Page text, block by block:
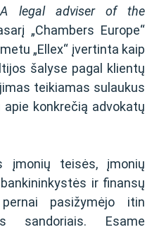
legal adviser of the
„Chambers Europe“
„Ellex“ įvertinta kaip
šalyse pagal klientų
teikiamas sulaukus
konkrečią advokatų
įmonių teisės, įmonių
ir finansų
pasižymėjo itin
sandoriais. Esame